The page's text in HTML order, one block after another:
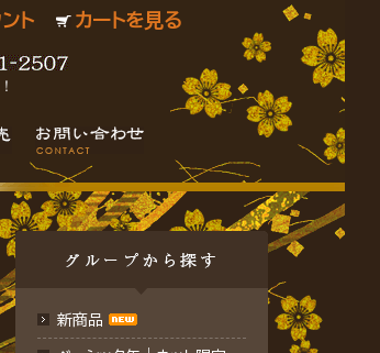
ト カートを見る
新商品